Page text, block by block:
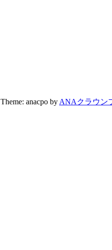
Theme: anacpo by ANAクラウン